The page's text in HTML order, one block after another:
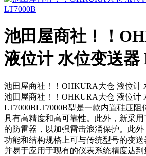
池田屋商社！！
液位计 水位变送器
池田屋商社！！OHKURA大仓 液位计
池田屋商社！！OHKURA大仓 液位计
LT7000BLT7000B型是一款内置硅压阻
具有高精度和高可靠性。此外，新采
的防雷器，以加强雷击浪涌保护。此
功能和结构规格上可与传统型号的变送
并易于应用于现有的仪表系统精度达到